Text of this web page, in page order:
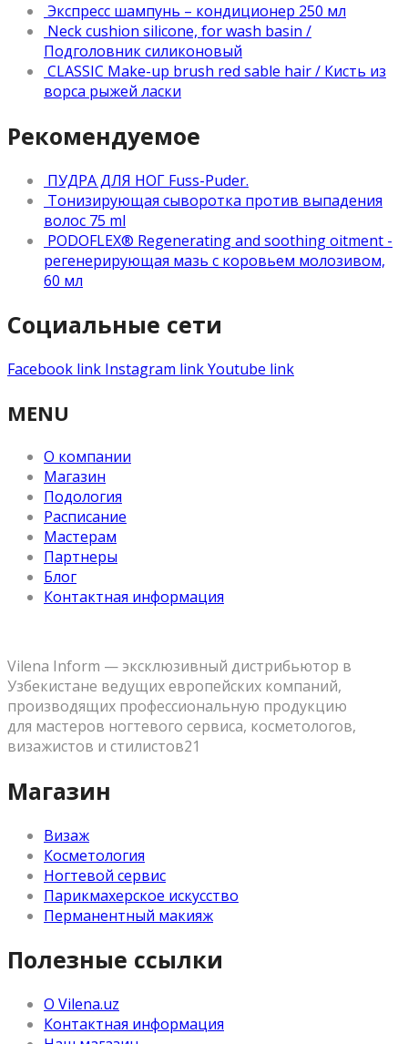
Экспресс шампунь – кондиционер 250 мл
Neck cushion silicone, for wash basin /
Подголовник силиконовый
CLASSIC Make-up brush red sable hair / Кисть из
ворса рыжей ласки
Рекомендуемое
ПУДРА ДЛЯ НОГ Fuss-Puder.
Тонизирующая сыворотка против выпадения
волос 75 ml
PODOFLEX® Regenerating and soothing oitment -
регенерирующая мазь с коровьем молозивом,
60 мл
Социальные сети
Facebook link Instagram linkYoutube link
MENU
О компании
Магазин
Подология
Расписание
Мастерам
Партнеры
Блог
Контактная информация
Vilena Inform — эксклюзивный дистрибьютор в
Узбекистане ведущих европейских компаний,
производящих профессиональную продукцию
для мастеров ногтевого сервиса, косметологов,
визажистов и стилистов21
Магазин
Визаж
Косметология
Ногтевой сервис
Парикмахерское искусство
Перманентный макияж
Полезные ссылки
О Vilena.uz
Контактная информация